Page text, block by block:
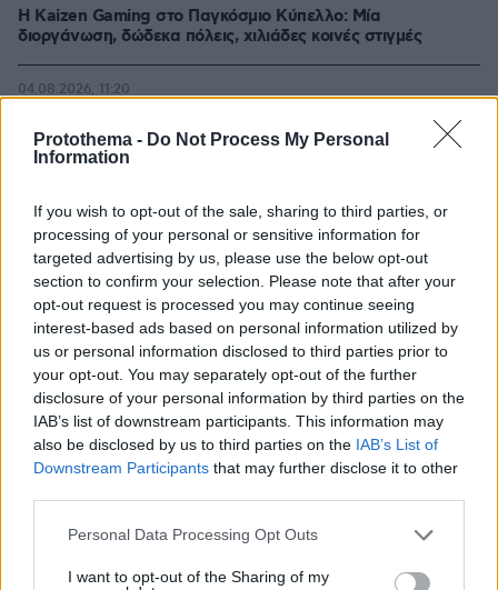
Protothema - Do Not Process My Personal
Information
If you wish to opt-out of the sale, sharing to third parties, or
processing of your personal or sensitive information for
targeted advertising by us, please use the below opt-out
section to confirm your selection. Please note that after your
opt-out request is processed you may continue seeing
interest-based ads based on personal information utilized by
us or personal information disclosed to third parties prior to
your opt-out. You may separately opt-out of the further
disclosure of your personal information by third parties on the
IAB’s list of downstream participants. This information may
also be disclosed by us to third parties on the IAB’s List of
Downstream Participants that may further disclose it to other
Please note that this website/app uses one or more Google
not limited to your visit or usage behaviour. You may click to
Personal Data Processing Opt Outs
I want to opt-out of the Sharing of my
H Kaizen Gaming στο Παγκόσμιο Kύπελλο: Μία
διοργάνωση, δώδεκα πόλεις, χιλιάδες κοινές στιγμές
ρομποτικής στην Ελλάδα
04.08.2026, 11:20
ΣΧΟΛΙΑ (7)
ΠΡΟΣΘΗΚΗ ΣΧΟΛΙΟΥ
καμμια σχεση με Ελλαδα...
16.01.2023, 01:34
Ritchie...δεν εχετε εσειs εκει στο Αγγλια λιστα Πετσα
αγορι μου? Στειλε μια και στο Scotland....lol...παντωs
κρατησε την ψυχραιμια του ο Prime...και το
χαμογελακι του...παρ'ολο που απο μεσα του
ελεγε...τωρα παει... τη μασησα...